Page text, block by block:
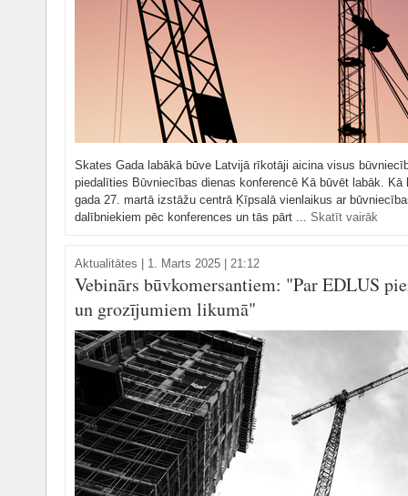
Skates Gada labākā būve Latvijā rīkotāji aicina visus
piedalīties Būvniecības dienas konferencē Kā būvēt labāk.
gada 27. martā izstāžu centrā Ķīpsalā vienlaikus ar
dalībniekiem pēc konferences un tās pārt ... Skatīt vairāk
Aktualitātes 1. Marts 2025 | 21:12
Vebinārs būvkomersantiem: "Par EDLUS
un grozījumiem likumā"